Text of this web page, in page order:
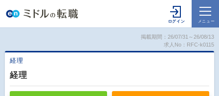
掲載期間：26/07/31～26/08/13
求人No：RFC-k0115
経理
経理